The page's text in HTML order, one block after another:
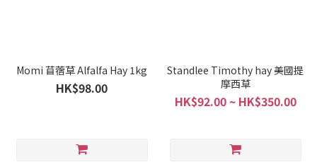
Momi 苜蓿草 Alfalfa Hay 1kg
HK$98.00
Standlee Timothy hay 美國提
摩西草
HK$92.00 ~ HK$350.00